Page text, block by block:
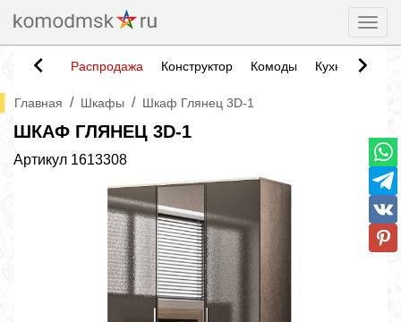
Распродажа Конструктор Комоды Кухни
Главная / Шкафы / Шкаф Глянец 3D-1
ШКАФ ГЛЯНЕЦ 3D-1
Артикул 1613308